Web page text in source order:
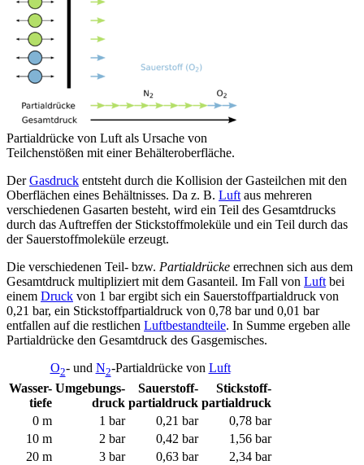
Partialdrücke von Luft als Ursache von
Teilchenstößen mit einer Behälteroberfläche.
DerGasdruck entsteht durch die Kollision der Gasteilchen mit den
Oberflächen eines Behältnisses. Da z. B. Luft aus mehreren
verschiedenen Gasarten besteht, wird ein Teil des Gesamtdrucks
durch das Auftreffen der Stickstoffmoleküle und ein Teil durch das
der Sauerstoffmoleküle erzeugt.
Die verschiedenen Teil- bzw. Partialdrücke errechnen sich aus dem
Gesamtdruck multipliziert mit dem Gasanteil. Im Fall von Luft bei
einem Druck von 1 bar ergibt sich ein Sauerstoffpartialdruck von
0,21 bar, ein Stickstoffpartialdruck von 0,78 bar und 0,01 bar
entfallen auf die restlichen Luftbestandteile. In Summe ergeben alle
Partialdrücke den Gesamtdruck des Gasgemisches.
O2- und N2-Partialdrücke von Luft
Wasser-
tiefe
Umgebungs-
druck
Sauerstoff-
partialdruck
Stickstoff-
partialdruck
0 m
1 bar 0,21 bar
0,78 bar
10 m
2 bar 0,42 bar
1,56 bar
20 m
3 bar 0,63 bar
2,34 bar